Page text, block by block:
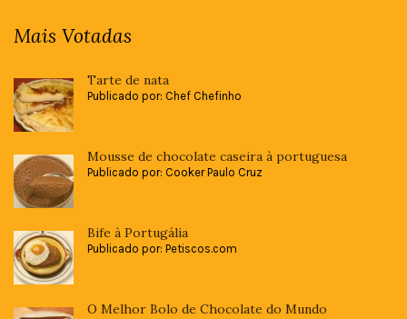
Mais Votadas
Tarte de nata
Publicado por: Chef Chefinho
Mousse de chocolate caseira à portuguesa
Publicado por: Cooker Paulo Cruz
Bife à Portugália
Publicado por: Petiscos.com
O Melhor Bolo de Chocolate do Mundo